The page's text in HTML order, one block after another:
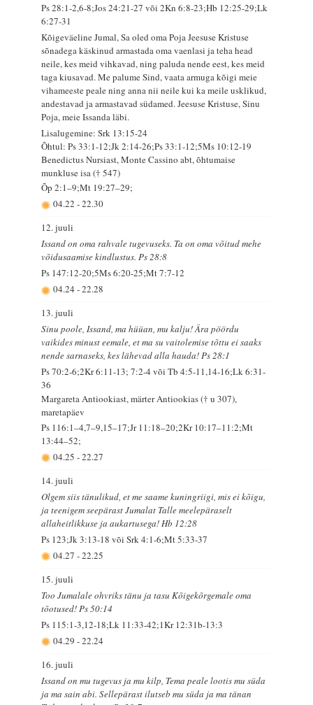
Ps 28:1-2,6-8;Jos 24:21-27 või 2Kn 6:8-23;Hb 12:25-29;Lk
6:27-31
Kõigeväeline Jumal, Sa oled oma Poja Jeesuse Kristuse
sõnadega käskinud armastada oma vaenlasi ja teha head
neile, kes meid vihkavad, ning paluda nende eest, kes meid
taga kiusavad. Me palume Sind, vaata armuga kõigi meie
vihameeste peale ning anna nii neile kui ka meile usklikud,
andestavad ja armastavad südamed. Jeesuse Kristuse, Sinu
Poja, meie Issanda läbi.
Lisalugemine: Srk 13:15-24
Õhtul: Ps 33:1-12;Jk 2:14-26;Ps 33:1-12;5Ms 10:12-19
Benedictus Nursiast, Monte Cassino abt, õhtumaise
munkluse isa († 547)
Õp 2:1–9;Mt 19:27–29;
04.22-22.30
12. juuli
Issand on oma rahvale tugevuseks. Ta on oma võitud mehe
võidusaamise kindlustus. Ps 28:8
Ps 147:12-20;5Ms 6:20-25;Mt 7:7-12
04.24-22.28
13. juuli
Sinu poole, Issand, ma hüüan, mu kalju! Ära pöördu
vaikides minust eemale, et ma su vaitolemise tõttu ei saaks
nende sarnaseks, kes lähevad alla hauda! Ps 28:1
Ps 70:2-6;2Kr 6:11-13; 7:2-4 või Tb 4:5-11,14-16;Lk 6:31-
36
Margareta Antiookiast, märter Antiookias († u 307),
maretapäev
Ps 116:1–4,7–9,15–17;Jr 11:18–20;2Kr 10:17–11:2;Mt
13:44–52;
04.25-22.27
14. juuli
Olgem siis tänulikud, et me saame kuningriigi, mis ei kõigu,
ja teenigem seepärast Jumalat Talle meelepäraselt
allaheitlikkuse ja aukartusega! Hb 12:28
Ps 123;Jk 3:13-18 või Srk 4:1-6;Mt 5:33-37
04.27-22.25
15. juuli
Too Jumalale ohvriks tänu ja tasu Kõigekõrgemale oma
tõotused! Ps 50:14
Ps 115:1-3,12-18;Lk 11:33-42;1Kr 12:31b-13:3
04.29-22.24
16. juuli
Issand on mu tugevus ja mu kilp, Tema peale lootis mu süda
ja ma sain abi. Sellepärast ilutseb mu süda ja ma tänan